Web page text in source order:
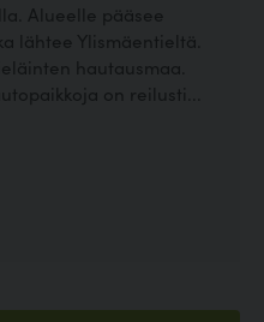
Alueelle pääsee
lähtee Ylismäentieltä.
hautausmaa.
on reilusti...